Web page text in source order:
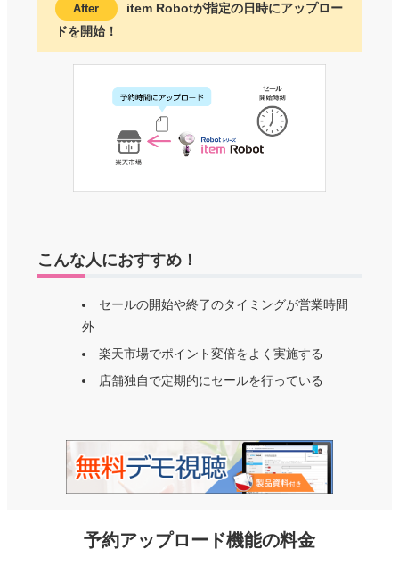
item Robotが指定の日時にアップロー
ドを開始！
こんな人におすすめ！
セールの開始や終了のタイミングが営業時間
外
楽天市場でポイント変倍をよく実施する
店舗独自で定期的にセールを行っている
予約アップロード機能の料金